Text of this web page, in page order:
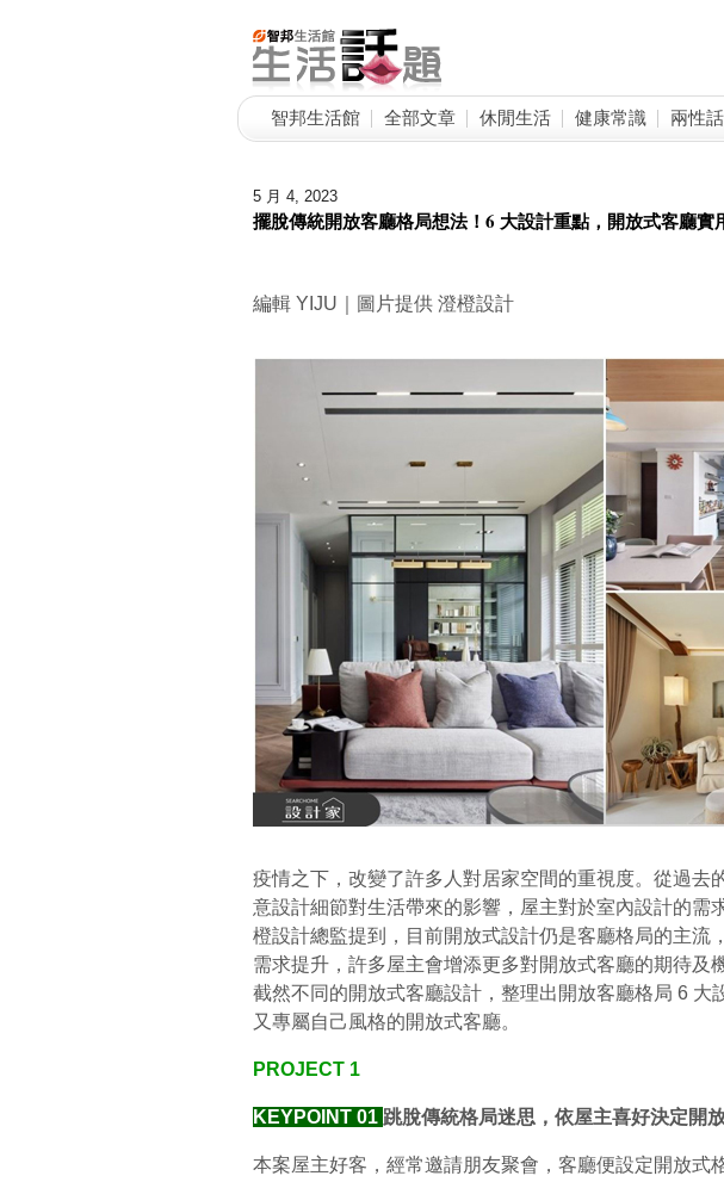
智邦生活館 全部文章 休閒生活 健康常識 兩性
5 月 4, 2023
擺脫傳統開放客廳格局想法！6 大設計重點，開放式客廳實
編輯 YIJU｜圖片提供 澄橙設計
疫情之下，改變了許多人對居家空間的重視度。從過去
意設計細節對生活帶來的影響，屋主對於室內設計的需
橙設計總監提到，目前開放式設計仍是客廳格局的主流
需求提升，許多屋主會增添更多對開放式客廳的期待及
截然不同的開放式客廳設計，整理出開放客廳格局 6 大
又專屬自己風格的開放式客廳。
PROJECT 1
KEYPOINT 01 跳脫傳統格局迷思，依屋主喜好決定開
本案屋主好客，經常邀請朋友聚會，客廳便設定開放式